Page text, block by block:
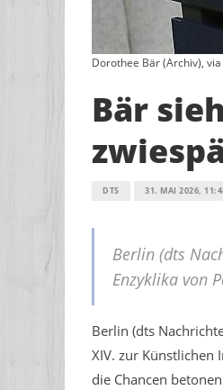
Dorothee Bär (Archiv),
Bär
DTS 31. MAI 2026,
Berlin (dts
Enzyklika von
Berlin (dts
XIV. zur Künstlichen
die Chancen